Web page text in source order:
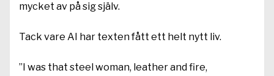
mycket av på sig själv.
Tack vare AI har texten fått ett helt nytt liv.
”I was that steel woman, leather and fire,